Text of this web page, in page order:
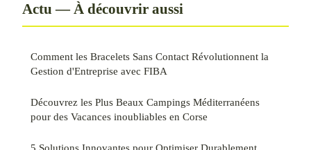
Actu — À découvrir aussi
Comment les Bracelets Sans Contact Révolutionnent la
Gestion d'Entreprise avec FIBA
Découvrez les Plus Beaux Campings Méditerranéens
pour des Vacances inoubliables en Corse